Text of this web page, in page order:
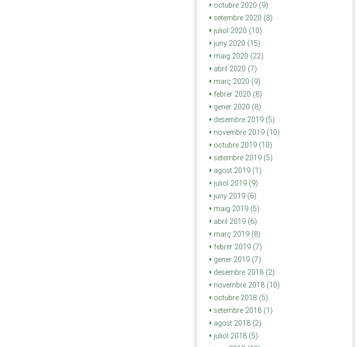
octubre 2020 (9)
setembre 2020 (8)
juliol 2020 (10)
juny 2020 (15)
maig 2020 (22)
abril 2020 (7)
març 2020 (9)
febrer 2020 (8)
gener 2020 (8)
desembre 2019 (5)
novembre 2019 (10)
octubre 2019 (10)
setembre 2019 (5)
agost 2019 (1)
juliol 2019 (9)
juny 2019 (6)
maig 2019 (5)
abril 2019 (6)
març 2019 (8)
febrer 2019 (7)
gener 2019 (7)
desembre 2018 (2)
novembre 2018 (10)
octubre 2018 (5)
setembre 2018 (1)
agost 2018 (2)
juliol 2018 (5)